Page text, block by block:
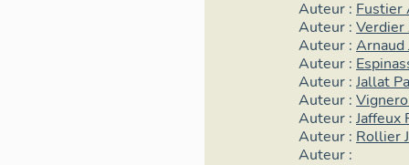
bâtiments
détruites,
s'étend
bâtiments
de nos jours
IA63002779,
tronçon sud
Auteur : Fustier
Auteur : Verdier
Auteur : Arnaud
Auteur :
Auteur : Jallat
Auteur :
Auteur : Jaffeux
Auteur : Rollier
Auteur :